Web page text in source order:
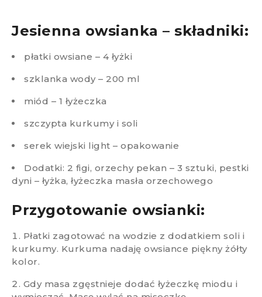
Jesienna owsianka – składniki:​
płatki owsiane – 4 łyżki
szklanka wody – 200 ml
miód – 1 łyżeczka
szczypta kurkumy i soli
serek wiejski light – opakowanie
Dodatki: 2 figi, orzechy pekan – 3 sztuki, pestki
dyni – łyżka, łyżeczka masła orzechowego
Przygotowanie owsianki:​
Płatki zagotować na wodzie z dodatkiem soli i
kurkumy. Kurkuma nadaję owsiance piękny żółty
kolor.
Gdy masa zgęstnieje dodać łyżeczkę miodu i